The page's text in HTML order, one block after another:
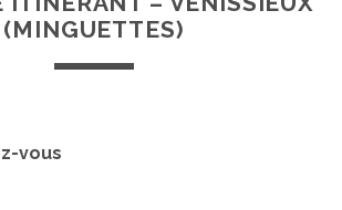
(MINGUETTES)
vous